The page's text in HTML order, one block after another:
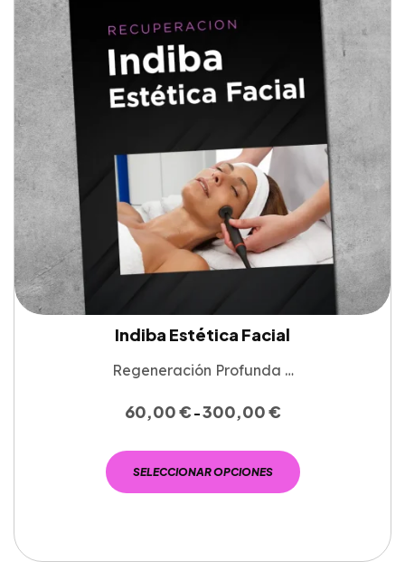
Indiba Estética Facial
Regeneración Profunda …
60,00€ -300,00€
SELECCIONAR OPCIONES